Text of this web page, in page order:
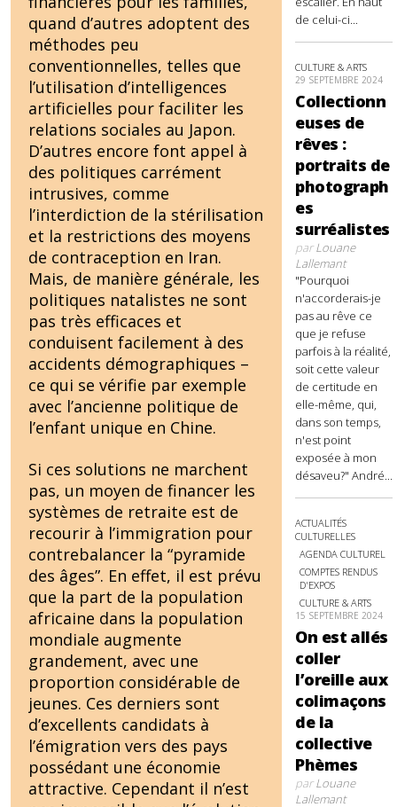
quand d’autres adoptent des
méthodes peu
conventionnelles, telles que
l’utilisation d’intelligences
artificielles pour faciliter les
relations sociales au Japon.
D’autres encore font appel à
des politiques carrément
intrusives, comme
l’interdiction de la stérilisation
et la restrictions des moyens
de contraception en Iran.
Mais, de manière générale, les
politiques natalistes ne sont
pas très efficaces et
conduisent facilement à des
accidents démographiques –
ce qui se vérifie par exemple
avec l’ancienne politique de
l’enfant unique en Chine.
Si ces solutions ne marchent
pas, un moyen de financer les
systèmes de retraite est de
recourir à l’immigration pour
contrebalancer la “pyramide
des âges”. En effet, il est prévu
que la part de la population
africaine dans la population
mondiale augmente
grandement, avec une
proportion considérable de
jeunes. Ces derniers sont
d’excellents candidats à
l’émigration vers des pays
possédant une économie
attractive. Cependant il n’est
de celui-ci...
CULTURE & ARTS
29 SEPTEMBRE 2024
Collectionn
euses de
rêves :
portraits de
photograph
es
surréalistes
parLouane
Lallemant
"Pourquoi
n'accorderais-je
pas au rêve ce
que je refuse
parfois à la réalité,
soit cette valeur
de certitude en
elle-même, qui,
dans son temps,
n'est point
exposée à mon
désaveu?" André...
ACTUALITÉS
CULTURELLES
AGENDA CULTUREL
COMPTES RENDUS
D'EXPOS
CULTURE & ARTS
15 SEPTEMBRE 2024
On est allés
coller
l’oreille aux
colimaçons
de la
collective
Phèmes
parLouane
Lallemant